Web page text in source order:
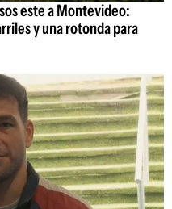
este a Montevideo:
y una rotonda para